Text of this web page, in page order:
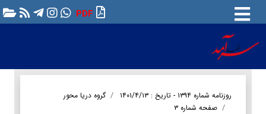
PDF
روزنامه شماره ۱۳۹۴ - تاریخ : ۱۴۰۱/۴/۱۳
گروه دریا محور
صفحه شماره ۳